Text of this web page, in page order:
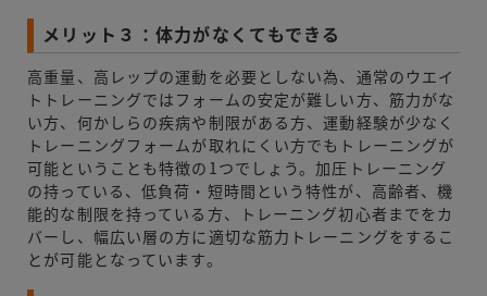
メリット３：体力がなくてもできる
高重量、高レップの運動を必要としない為、通常のウエイ
トトレーニングではフォームの安定が難しい方、筋力がな
い方、何かしらの疾病や制限がある方、運動経験が少なく
トレーニングフォームが取れにくい方でもトレーニングが
可能ということも特徴の1つでしょう。加圧トレーニング
の持っている、低負荷・短時間という特性が、高齢者、機
能的な制限を持っている方、トレーニング初心者までをカ
バーし、幅広い層の方に適切な筋力トレーニングをするこ
とが可能となっています。